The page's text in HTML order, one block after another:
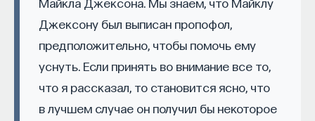
Джексону был выписан пропофол,
предположительно, чтобы помочь ему
уснуть. Если принять во внимание все то,
что я рассказал, то становится ясно, что
в лучшем случае он получил бы некоторое